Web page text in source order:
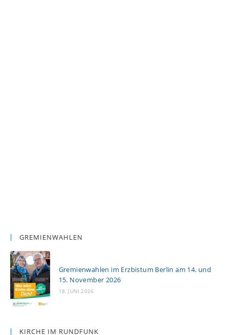
GREMIENWAHLEN
Gremienwahlen im Erzbistum Berlin am 14. und
15. November 2026
18. JUNI 2026
KIRCHE IM RUNDFUNK